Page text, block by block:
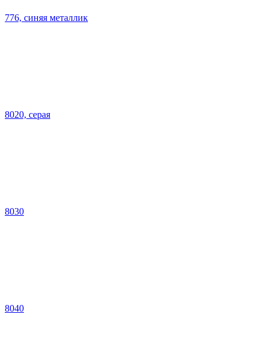
776, синяя металлик
8020, серая
8030
8040